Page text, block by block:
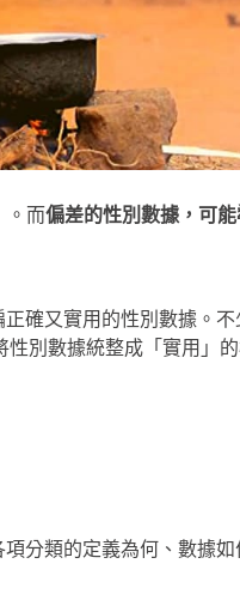
。而偏差的性別數據，可
正確又實用的性別數據。
性別數據統整成「實用」的
分類的定義為何、數據